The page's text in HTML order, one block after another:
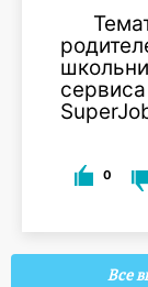
0
Все